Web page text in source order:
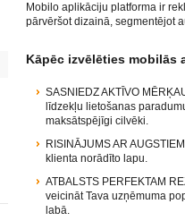
Mobilo aplikāciju platforma ir
pārvēršot dizainā, segmentējot
Kāpēc izvēlēties mobilās
SASNIEDZ AKTĪVO
līdzekļu lietošanas
maksātspējīgi cilvēki.
RISINĀJUMS AR
klienta norādīto lapu.
ATBALSTS PERFEKTAM
veicināt Tava uzņēmuma
labā.